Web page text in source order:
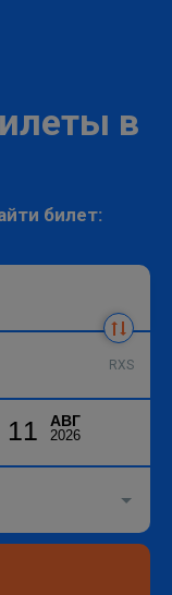
в
билет:
RXS
11 АВГ
2026